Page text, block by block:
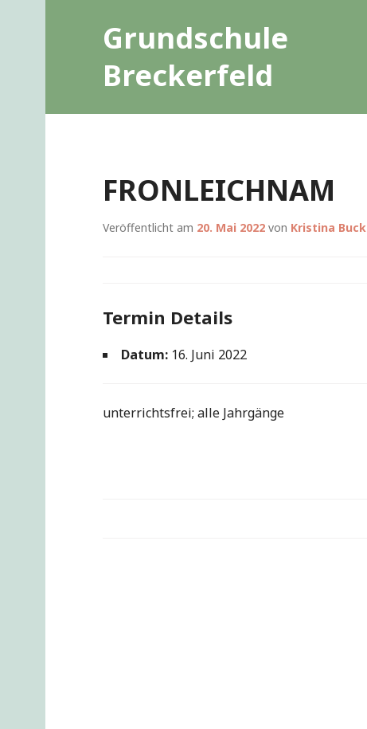
Grundschule
Breckerfeld
FRONLEICHNAM
Veröffentlicht am 20. Mai 2022 von Kristina Buck
Termin Details
Datum: 16. Juni 2022
unterrichtsfrei; alle Jahrgänge